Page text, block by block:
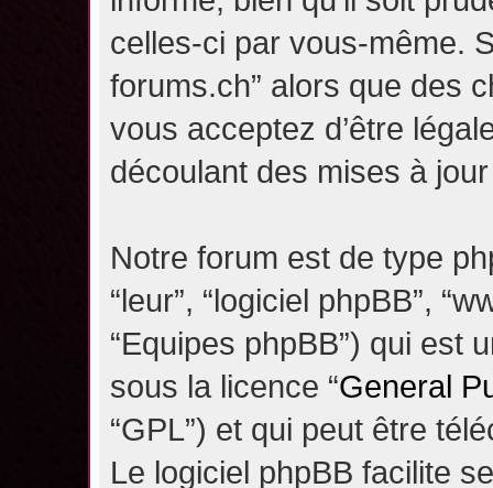
celles-ci par vous-même.
forums.ch” alors que des
vous acceptez d’être
découlant des mises à
Notre forum est de type
“leur”, “logiciel phpBB”,
“Equipes phpBB”) qui est
sous la licence “General
“GPL”) et qui peut être
Le logiciel phpBB facilite